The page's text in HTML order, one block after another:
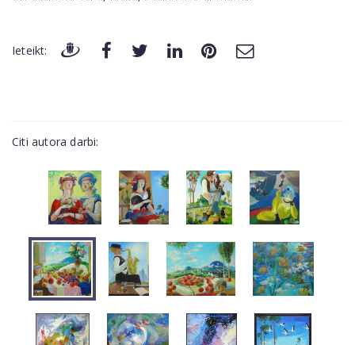
Ieteikt:
Citi autora darbi: